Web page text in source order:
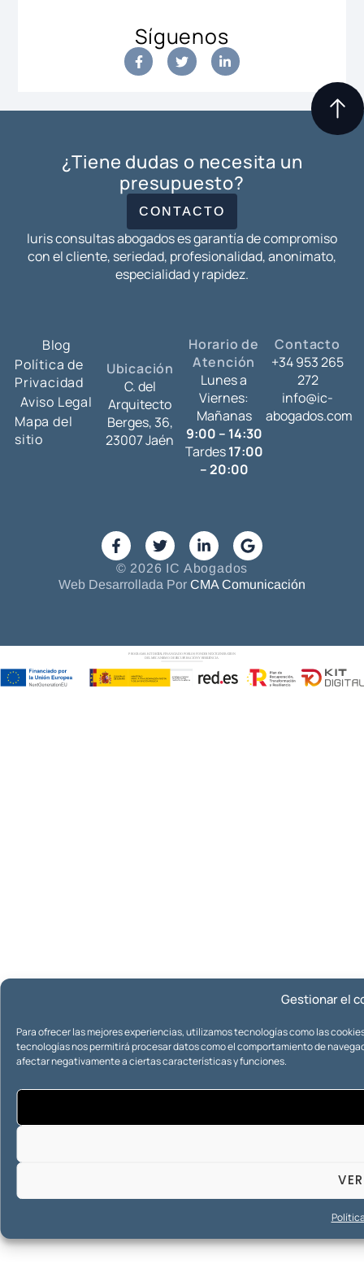
Gestionar el
Para ofrecer las mejores experiencias, utilizamos tecnologías como las
tecnologías nos permitirá procesar datos como el comportamiento de
afectar negativamente a ciertas características y funciones.
Síguenos
¿Tiene dudas o necesita un
presupuesto?
CONTACTO
Iuris consultas abogados es garantía de compromiso
con el cliente, seriedad, profesionalidad, anonimato,
especialidad y rapidez.
Blog
Política de
Privacidad
Aviso Legal
Mapa del
sitio
Ubicación
C. del
Arquitecto
Berges, 36,
23007 Jaén
Horario de
Atención
Lunes a
Viernes:
Mañanas
9:00 – 14:30
Tardes17:00
– 20:00
Contacto
+34 953 265
272
info@ic-
abogados.com
© 2026 IC Abogados
Web Desarrollada Por CMA Comunicación